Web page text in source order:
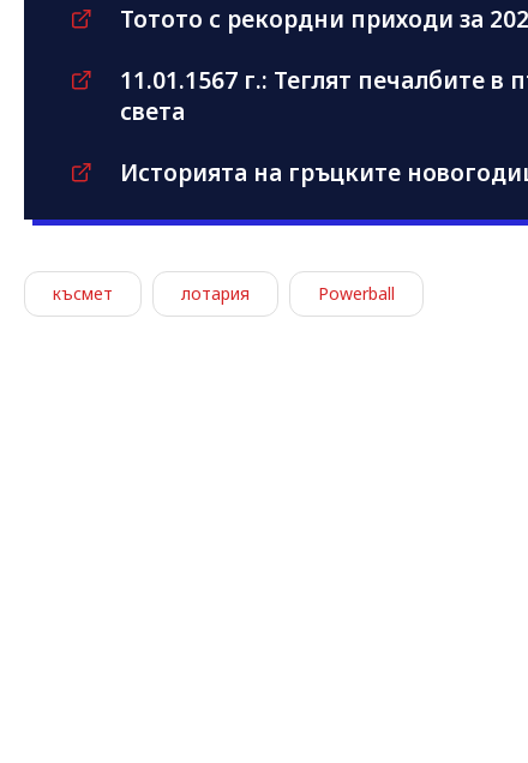
Тотото с рекордни приходи за
11.01.1567 г.: Теглят печалбите
света
Историята на гръцките
късмет лотария Powerball